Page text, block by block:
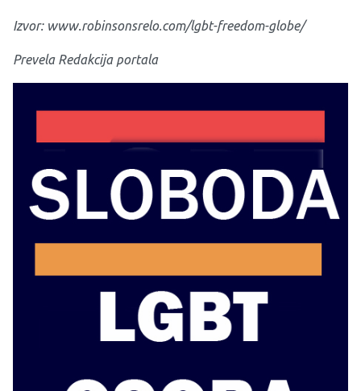
Izvor: www.robinsonsrelo.com/lgbt-freedom-globe/
Prevela Redakcija portala